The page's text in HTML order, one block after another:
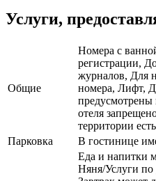
Услуги,
Общие
Номера с
регистрации,
журналов, Для
номера, Лифт,
предусмотрены
отеля
территории
Парковка
В гостинице
Еда и напитки
Няня/Услуги по